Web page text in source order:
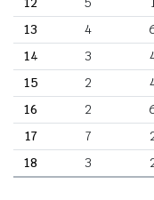
13
4
14
3
15
2
16
2
17
7
18
3